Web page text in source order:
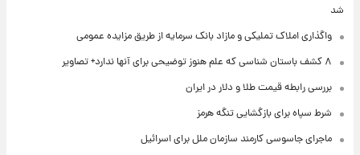
شد
واگذاری املاک تملیکی و مازاد بانک سرمایه از طریق مزایده عمومی
۸ کشف باستان شناسی که علم هنوز توضیحی برای آنها ندارد+ تصاویر
بررسی رابطه قیمت طلا و دلار در ایران
شرط سپاه برای بازگشایی تنگه هرمز
ماجرای جاسوسی کارمند سازمان ملل برای اسرائیل